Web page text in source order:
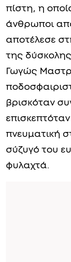
πίστη, η
άνθρωποι
αποτέλεσε
της
Γωγώς
βρισκόταν
πνευματική
σύζυγό του
φυλαχτά.